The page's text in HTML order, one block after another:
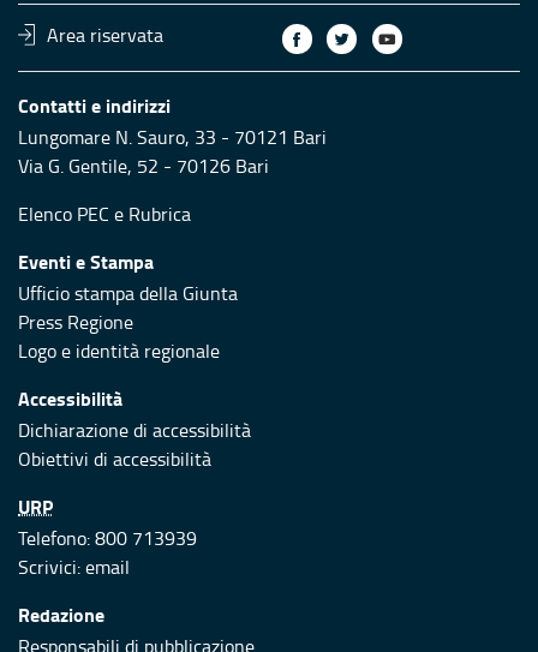
Area riservata
Contatti e indirizzi
Lungomare N. Sauro, 33 - 70121 Bari
Via G. Gentile, 52 - 70126 Bari
Elenco PEC e Rubrica
Eventi e Stampa
Ufficio stampa della Giunta
Press Regione
Logo e identità regionale
Accessibilità
Dichiarazione di accessibilità
Obiettivi di accessibilità
URP
Telefono: 800 713939
Scrivici:email
Redazione
Responsabili di pubblicazione